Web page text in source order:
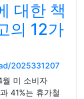
대한 책
의 12가
2025331207
미 소비자
41%는 휴가철